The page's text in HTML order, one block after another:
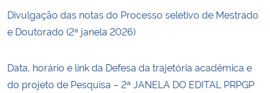
Divulgação das notas do Processo seletivo de Mestrado
e Doutorado (2ª janela 2026)
Data, horário e link da Defesa da trajetória acadêmica e
do projeto de Pesquisa – 2ª JANELA DO EDITAL PRPGP